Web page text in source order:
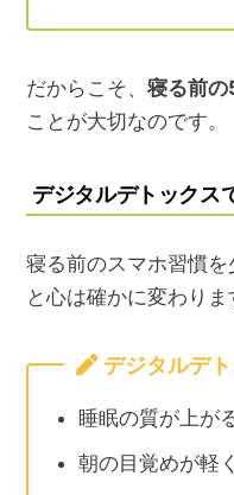
だからこそ、寝る前の
ことが大切なのです。
デジタルデトックス
寝る前のスマホ習慣
と心は確かに変わりま
デジタルデ
睡眠の質が上が
朝の目覚めが軽